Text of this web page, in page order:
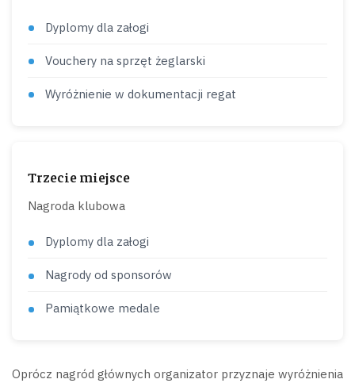
Dyplomy dla załogi
Vouchery na sprzęt żeglarski
Wyróżnienie w dokumentacji regat
Trzecie miejsce
Nagroda klubowa
Dyplomy dla załogi
Nagrody od sponsorów
Pamiątkowe medale
Oprócz nagród głównych organizator przyznaje wyróżnienia